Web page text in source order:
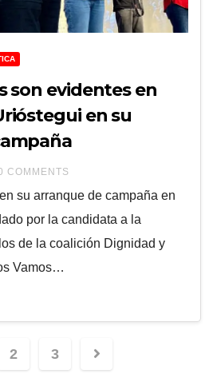
son evidentes en
en su
COMMENTS
su arranque de campaña en
por la candidata a la
de la coalición Dignidad y
Vamos…
2 3